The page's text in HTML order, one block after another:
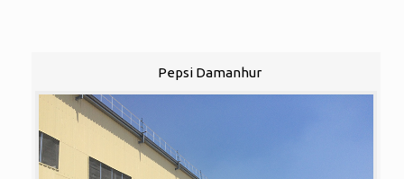
Pepsi Damanhur